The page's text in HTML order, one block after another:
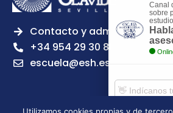
Contacto y admisiones
+34 954 29 30 81
escuela@esh.es
Canal
sobre